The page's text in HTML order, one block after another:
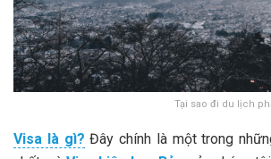
Tại sao đi du lịch
Visa là gì? Đây chính là một trong